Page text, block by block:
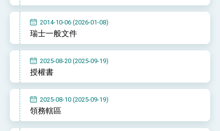
總統農曆春節談話
台美貿易協議完成簽署達成6大目標、創5大歷史
性突破 總統強調將以3大面向加速臺灣經濟轉型
臺美簽署「對等貿易協定」確立對等關稅15%且不
外交部長林佳龍於《外交事務》撰文指出：自由
外交部長林佳龍出席《台灣光華雜誌》50週年慶
「見證蛻變，分享世界的光華」開幕式，期許數
位轉 型迎向下個50年
總統主持「台美經濟繁榮夥伴對話」記者會 說
2014-10-06 (2026-01-08)
瑞士一般文件
2025-08-20 (2025-09-19)
授權書
2025-08-10 (2025-09-19)
領務轄區